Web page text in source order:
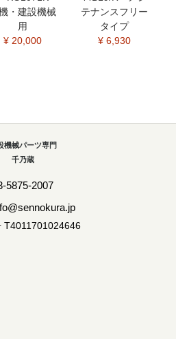
・建設機械
用
¥ 20,000
テナンスフリー
タイプ
¥ 6,930
機械パーツ専門
千乃蔵
5875-2007
T4011701024646